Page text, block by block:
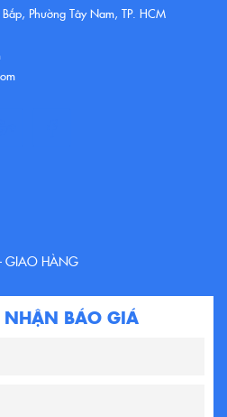
Phường Tây Nam, TP. HCM
GIAO HÀNG
NHẬN BÁO GIÁ